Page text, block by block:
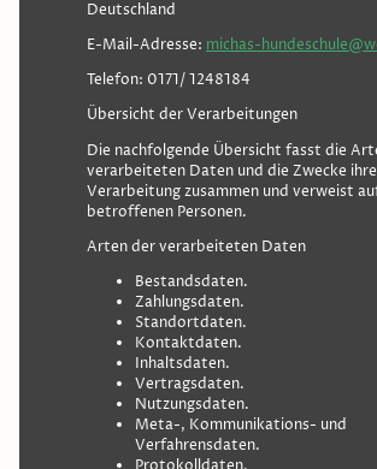
Deutschland
E-Mail-Adresse: michas-
Telefon: 0171/ 1248184
Übersicht der Verarbeitungen
Die nachfolgende Übersicht fasst die
verarbeiteten Daten und die Zwecke
Verarbeitung zusammen und verweist
betroffenen Personen.
Arten der verarbeiteten Daten
Bestandsdaten.
Zahlungsdaten.
Standortdaten.
Kontaktdaten.
Inhaltsdaten.
Vertragsdaten.
Nutzungsdaten.
Meta-, Kommunikations- und
Verfahrensdaten.